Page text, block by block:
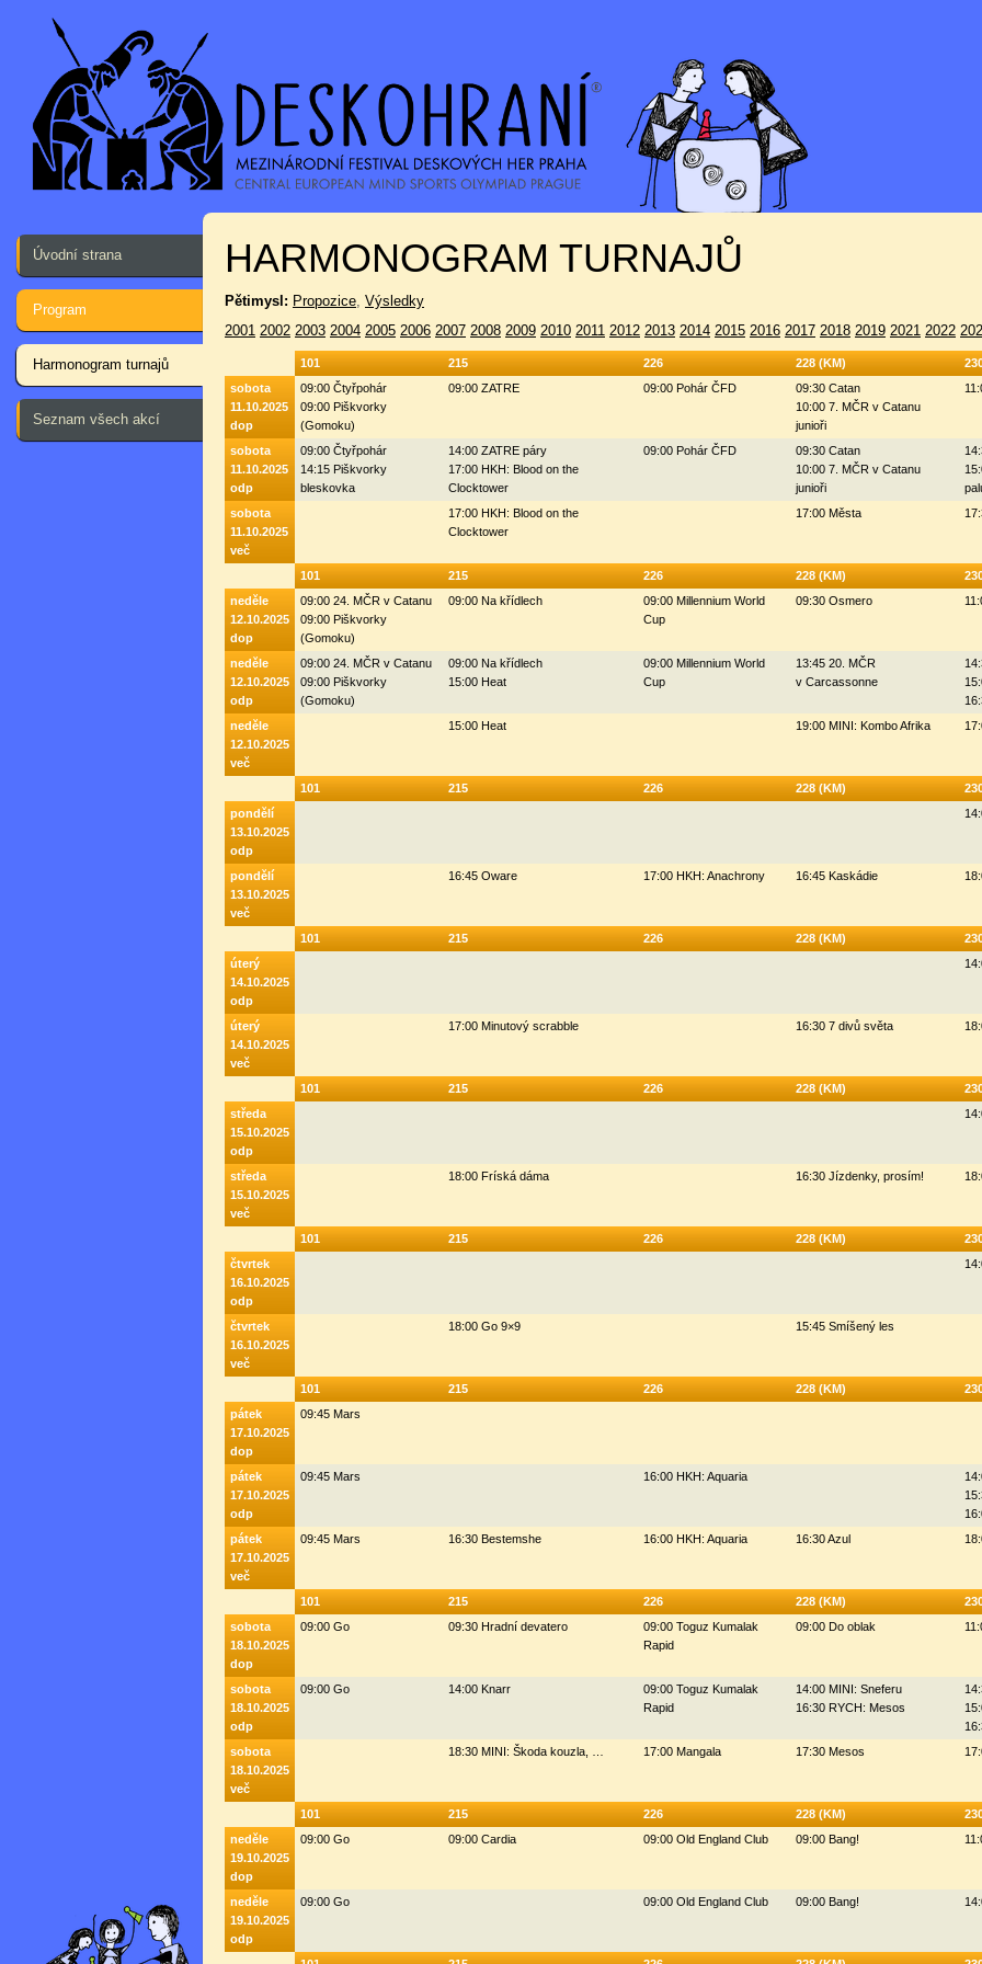
Úvodní strana
Program
Harmonogram turnajů
Seznam všech akcí
HARMONOGRAM TURNAJŮ
Pětimysl: Propozice, Výsledky
2001 2002 2003 2004 2005 2006 2007 2008 2009 2010 2011 2012 2013 2014 2015 2016 2017 2018 2019 2021 2022
101 215 226 228 (KM)
sobota
11.10.2025
dop
09:00 Čtyřpohár
09:00 Piškvorky
(Gomoku)
09:00 ZATRE 09:00 Pohár ČFD
09:30 Catan
10:00 7. MČR v Catanu
junioři
sobota
11.10.2025
odp
09:00 Čtyřpohár
14:15 Piškvorky
bleskovka
14:00 ZATRE páry
17:00 HKH: Blood on the
Clocktower
09:00 Pohár ČFD
09:30 Catan
10:00 7. MČR v Catanu
junioři
sobota
11.10.2025
več
17:00 HKH: Blood on the
Clocktower
17:00 Města
101
215 226 228 (KM)
neděle
12.10.2025
dop
09:00 24. MČR v Catanu
09:00 Piškvorky
(Gomoku)
09:00 Na křídlech
09:00 Millennium World
Cup
09:30 Osmero
neděle
12.10.2025
odp
09:00 24. MČR v Catanu
09:00 Piškvorky
(Gomoku)
09:00 Na křídlech
15:00 Heat
09:00 Millennium World
Cup
13:45 20. MČR
v Carcassonne
neděle
12.10.2025
več
15:00 Heat 19:00 MINI: Kombo Afrika
101
215 226 228 (KM)
pondělí
13.10.2025
odp
pondělí
13.10.2025
več
16:45 Oware 17:00 HKH: Anachrony 16:45 Kaskádie
101
215 226 228 (KM)
úterý
14.10.2025
odp
úterý
14.10.2025
več
17:00 Minutový scrabble 16:30 7 divů světa
101
215 226 228 (KM)
středa
15.10.2025
odp
středa
15.10.2025
več
18:00 Fríská dáma 16:30 Jízdenky, prosím!
101
215 226 228 (KM)
čtvrtek
16.10.2025
odp
čtvrtek
16.10.2025
več
18:00 Go 9×9 15:45 Smíšený les
101
215 226 228 (KM)
pátek
17.10.2025
dop
09:45 Mars
pátek
17.10.2025
odp
09:45 Mars 16:00 HKH: Aquaria
pátek
17.10.2025
več
09:45 Mars 16:30 Bestemshe 16:00 HKH: Aquaria 16:30 Azul
101
215 226 228 (KM)
sobota
18.10.2025
dop
09:00 Go 09:30 Hradní devatero
09:00 Toguz Kumalak
Rapid
09:00 Do oblak
sobota
18.10.2025
odp
09:00 Go 14:00 Knarr
09:00 Toguz Kumalak
Rapid
14:00 MINI: Sneferu
16:30 RYCH: Mesos
sobota
18.10.2025
več
18:30 MINI: Škoda kouzla, … 17:00 Mangala 17:30 Mesos
101
215 226 228 (KM)
neděle
19.10.2025
dop
09:00 Go 09:00 Cardia 09:00 Old England Club 09:00 Bang!
neděle
19.10.2025
odp
09:00 Go 09:00 Old England Club 09:00 Bang!